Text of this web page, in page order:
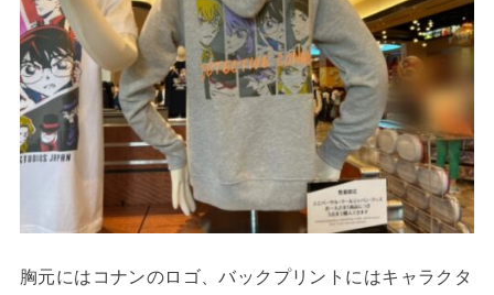
胸元にはコナンのロゴ、バックプリントにはキャラクタ